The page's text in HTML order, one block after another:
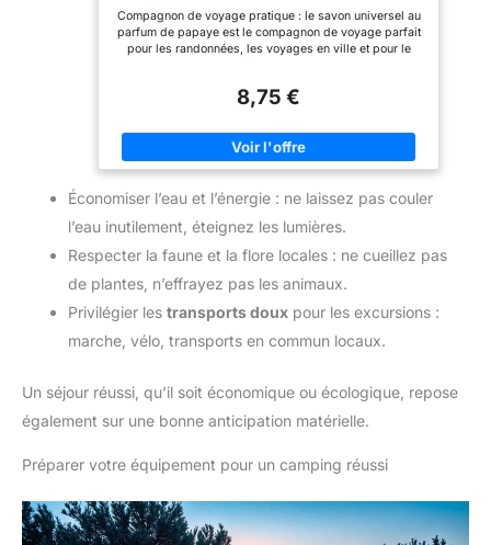
solution universelle, fabriqué en Allemagne
Compagnon de voyage pratique : le savon universel au
parfum de papaye est le compagnon de voyage parfait
pour les randonnées, les voyages en ville et pour le
encore plus : il s'agit d'un liquide vaisselle de rechange
et les voyages Savon végétalien : formule végétalienne
sans microplastique, silicone ou paraffine : le savon est
facilement biodégradable conformément à l'OCDE 301F,
ISO/IEC 17025. Fabriqué en Allemagne : fabriqué en
nous misons sur de courtes voies de transport pour la
production FIBERTEC: Pour les personnes qui aiment
voyager dans la nature et pour la nature - Depuis 2003,
FIBERTEC fabrique des produits imperméabilisants et
d'entretien très efficaces pour les produits de plein air
8,75 €
Économiser l’eau et l’énergie : ne laissez pas couler
l’eau inutilement, éteignez les lumières.
Respecter la faune et la flore locales : ne cueillez pas
de plantes, n’effrayez pas les animaux.
Privilégier les transports doux pour les excursions :
marche, vélo, transports en commun locaux.
Un séjour réussi, qu’il soit économique ou écologique, repose
également sur une bonne anticipation matérielle.
Préparer votre équipement pour un camping réussi